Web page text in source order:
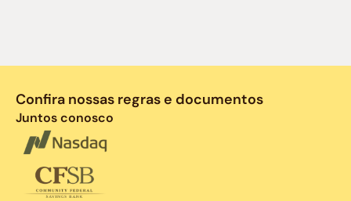
Confira nossas regras e documentos
Juntos conosco